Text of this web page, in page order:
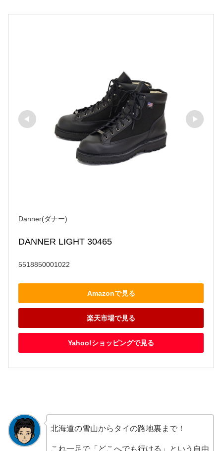
Danner(ダナー)
DANNER LIGHT 30465
5518850001022
Amazonで見る
楽天市場で見る
Yahoo!ショッピングで見る
北海道の雪山からタイの路地裏まで！
これ一足で「どこへでも行ける」という自由